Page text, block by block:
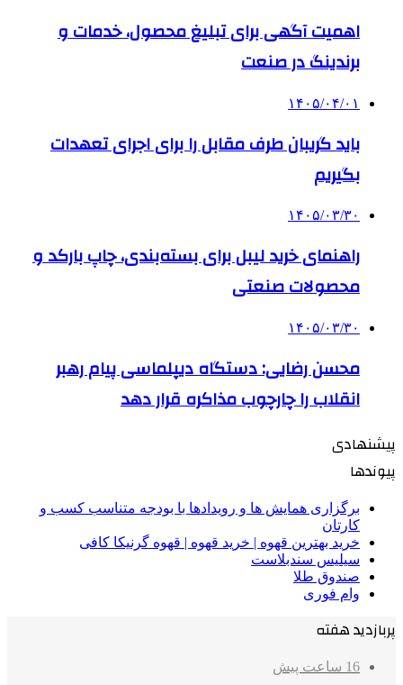
اهمیت آگهی برای تبلیغ محصول، خدمات و
برندینگ در صنعت
۱۴۰۵/۰۴/۰۱
باید گریبان طرف مقابل را برای اجرای تعهدات
بگیریم
۱۴۰۵/۰۳/۳۰
راهنمای خرید لیبل برای بسته‌بندی، چاپ بارکد و
محصولات صنعتی
۱۴۰۵/۰۳/۳۰
محسن رضایی: دستگاه دیپلماسی پیام رهبر
انقلاب را چارچوب مذاکره قرار دهد
پیشنهادی
پیوندها
برگزاری همایش ها و رویدادها با بودجه متناسب کسب و
کارتان
خرید بهترین قهوه | خرید قهوه | قهوه گرنیکا کافی
سیلیس سندبلاست
صندوق طلا
وام فوری
پربازدید هفته
16 ساعت پیش